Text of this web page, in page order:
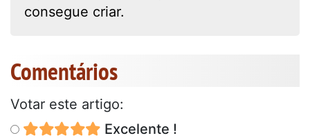
consegue criar.
Comentários
Votar este artigo:
Excelente !